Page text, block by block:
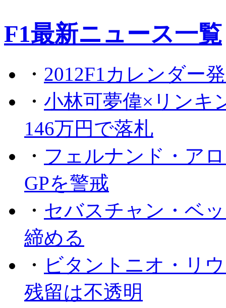
F1最新ニュース一覧
・ 2012F1カレンダー
・ 小林可夢偉×リンキ
146万円で落札
・ フェルナンド・ア
GPを警戒
・ セバスチャン・ベ
締める
・ ビタントニオ・リ
残留は不透明